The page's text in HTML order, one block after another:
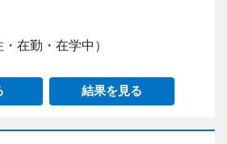
在勤・在学中）
結果を見る